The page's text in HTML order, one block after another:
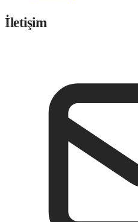
İletişim